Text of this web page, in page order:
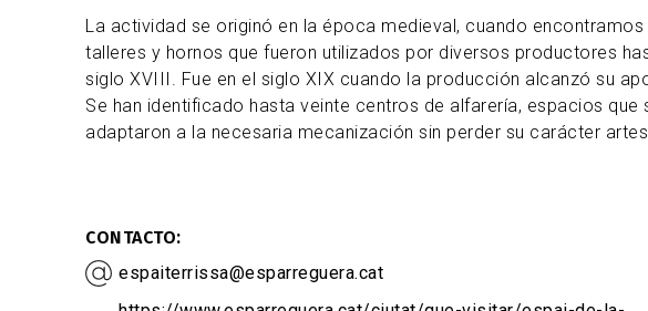
La actividad se originó en la época medieval, cuando encontramos
talleres y hornos que fueron utilizados por diversos productores
siglo XVIII. Fue en el siglo XIX cuando la producción alcanzó su
Se han identificado hasta veinte centros de alfarería, espacios que
adaptaron a la necesaria mecanización sin perder su carácter
CONTACTO
espaiterrissa@esparreguera.cat